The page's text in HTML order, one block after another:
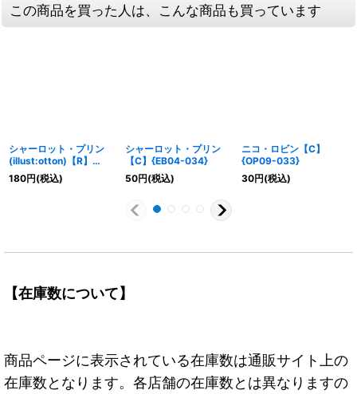
この商品を買った人は、こんな商品も買っています
シャーロット・プリン
(illust:otton)【R】
{OP03-112}
180円(税込)
シャーロット・プリン
【C】{EB04-034}
50円(税込)
ニコ・ロビン【C】
{OP09-033}
30円(税込)
【在庫数について】
商品ページに表示されている在庫数は通販サイト上の
在庫数となります。各店舗の在庫数とは異なりますの